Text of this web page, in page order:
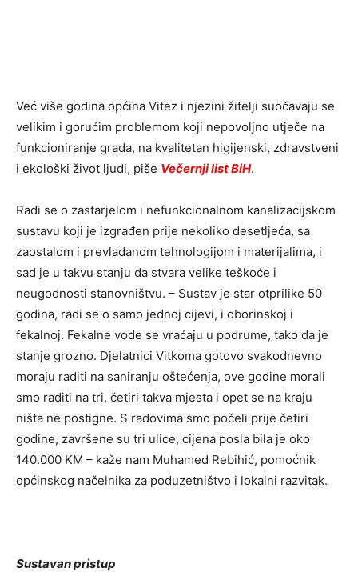
Već više godina općina Vitez i njezini žitelji suočavaju se
velikim i gorućim problemom koji nepovoljno utječe na
funkcioniranje grada, na kvalitetan higijenski, zdravstveni
i ekološki život ljudi, piše Večernji list BiH.
Radi se o zastarjelom i nefunkcionalnom kanalizacijskom
sustavu koji je izgrađen prije nekoliko desetljeća, sa
zaostalom i prevladanom tehnologijom i materijalima, i
sad je u takvu stanju da stvara velike teškoće i
neugodnosti stanovništvu. – Sustav je star otprilike 50
godina, radi se o samo jednoj cijevi, i oborinskoj i
fekalnoj. Fekalne vode se vraćaju u podrume, tako da je
stanje grozno. Djelatnici Vitkoma gotovo svakodnevno
moraju raditi na saniranju oštećenja, ove godine morali
smo raditi na tri, četiri takva mjesta i opet se na kraju
ništa ne postigne. S radovima smo počeli prije četiri
godine, završene su tri ulice, cijena posla bila je oko
140.000 KM – kaže nam Muhamed Rebihić, pomoćnik
općinskog načelnika za poduzetništvo i lokalni razvitak.
Sustavan pristup